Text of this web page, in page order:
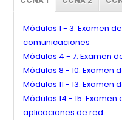
Módulos 1 - 3: Examen
comunicaciones
Módulos 4 - 7: Examen
Módulos 8 - 10:
Módulos 11 - 13:
Módulos 14 - 15:
aplicaciones de red